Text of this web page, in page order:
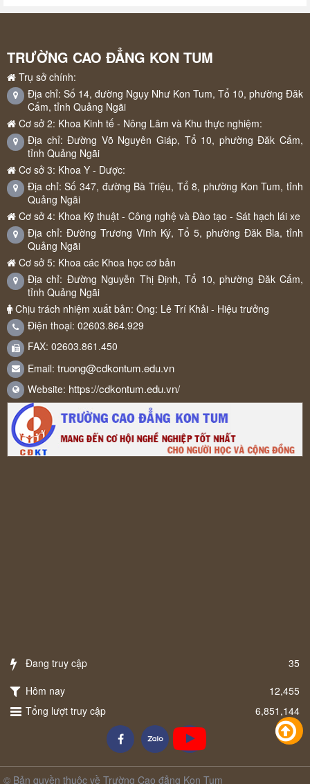
TRƯỜNG CAO ĐẲNG KON TUM
Trụ sở chính:
Địa chỉ: Số 14, đường Ngụy Như Kon Tum, Tổ 10, phường Đăk
Cấm, tỉnh Quảng Ngãi
Cơ sở 2: Khoa Kinh tế - Nông Lâm và Khu thực nghiệm:
Địa chỉ: Đường Võ Nguyên Giáp, Tổ 10, phường Đăk Cấm,
tỉnh Quảng Ngãi
Cơ sở 3: Khoa Y - Dược:
Địa chỉ: Số 347, đường Bà Triệu, Tổ 8, phường Kon Tum, tỉnh
Quảng Ngãi
Cơ sở 4: Khoa Kỹ thuật - Công nghệ và Đào tạo - Sát hạch lái xe
Địa chỉ: Đường Trương Vĩnh Ký, Tổ 5, phường Đăk Bla, tỉnh
Quảng Ngãi
Cơ sở 5: Khoa các Khoa học cơ bản
Địa chỉ: Đường Nguyễn Thị Định, Tổ 10, phường Đăk Cấm,
tỉnh Quảng Ngãi
Chịu trách nhiệm xuất bản: Ông: Lê Trí Khải - Hiệu trưởng
Điện thoại: 02603.864.929
FAX: 02603.861.450
Email: truong@cdkontum.edu.vn
Website: https://cdkontum.edu.vn/
Đang truy cập
35
Hôm nay
12,455
Tổng lượt truy cập
6,851,144
© Bản quyền thuộc về Trường Cao đẳng Kon Tum